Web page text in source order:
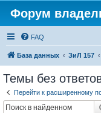
Форум
FAQ
База данных ЗиЛ 157
Темы без
Перейти к расширенному